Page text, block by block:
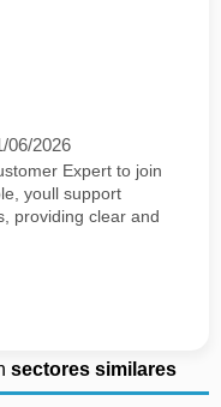
06/2026
Expert to join
youll support
providing clear and
sectores similares